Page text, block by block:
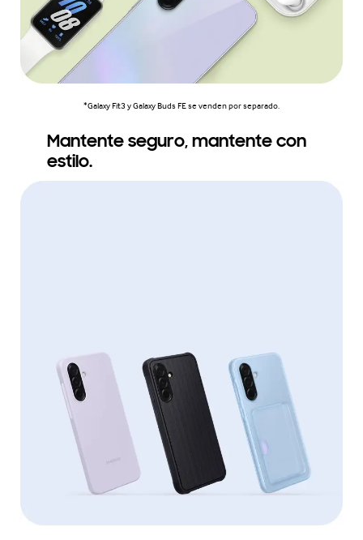
*Galaxy Fit3 y Galaxy Buds FE se venden por separado.
Mantente seguro, mantente con
estilo.